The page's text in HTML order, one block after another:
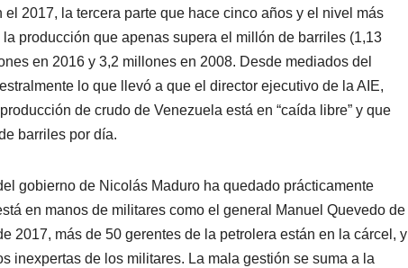
2017, la tercera parte que hace cinco años y el nivel más
producción que apenas supera el millón de barriles (1,13
en 2016 y 3,2 millones en 2008. Desde mediados del
lo que llevó a que el director ejecutivo de la AIE,
de crudo de Venezuela está en “caída libre” y que
barriles por día.
gobierno de Nicolás Maduro ha quedado prácticamente
en manos de militares como el general Manuel Quevedo de
2017, más de 50 gerentes de la petrolera están en la cárcel, y
inexpertas de los militares. La mala gestión se suma a la